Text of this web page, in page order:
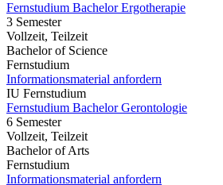
Fernstudium Bachelor Ergotherapie
3 Semester
Vollzeit, Teilzeit
Bachelor of Science
Fernstudium
Informationsmaterial anfordern
IU Fernstudium
Fernstudium Bachelor Gerontologie
6 Semester
Vollzeit, Teilzeit
Bachelor of Arts
Fernstudium
Informationsmaterial anfordern